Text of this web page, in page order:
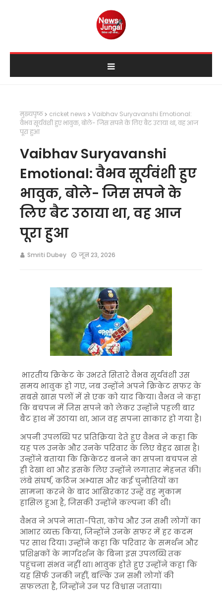
मुख्यपृष्ठ cricket news
Vaibhav Suryavanshi Emotional:
वैभव सूर्यवंशी हुए भावुक, बोले- जिस सपने के लिए बैट उठाया था, वह आज
पूरा हुआ
Vaibhav Suryavanshi
Emotional: वैभव सूर्यवंशी हुए
भावुक, बोले- जिस सपने के
लिए बैट उठाया था, वह आज
पूरा हुआ
Smriti Dubey जून 23, 2026
भारतीय क्रिकेट के उभरते सितारे वैभव सूर्यवंशी उस
समय भावुक हो गए, जब उन्होंने अपने क्रिकेट सफर के
सबसे खास पलों में से एक को याद किया। वैभव ने कहा
कि बचपन में जिस सपने को लेकर उन्होंने पहली बार
बैट हाथ में उठाया था, आज वह सपना साकार हो गया है।
अपनी उपलब्धि पर प्रतिक्रिया देते हुए वैभव ने कहा कि
यह पल उनके और उनके परिवार के लिए बेहद खास है।
उन्होंने बताया कि क्रिकेटर बनने का सपना बचपन से
ही देखा था और इसके लिए उन्होंने लगातार मेहनत की।
लंबे संघर्ष, कठिन अभ्यास और कई चुनौतियों का
सामना करने के बाद आखिरकार उन्हें वह मुकाम
हासिल हुआ है, जिसकी उन्होंने कल्पना की थी।
वैभव ने अपने माता-पिता, कोच और उन सभी लोगों का
आभार व्यक्त किया, जिन्होंने उनके सफर में हर कदम
पर साथ दिया। उन्होंने कहा कि परिवार के समर्थन और
प्रशिक्षकों के मार्गदर्शन के बिना इस उपलब्धि तक
पहुंचना संभव नहीं था। भावुक होते हुए उन्होंने कहा कि
यह सिर्फ उनकी नहीं, बल्कि उन सभी लोगों की
सफलता है, जिन्होंने उन पर विश्वास जताया।